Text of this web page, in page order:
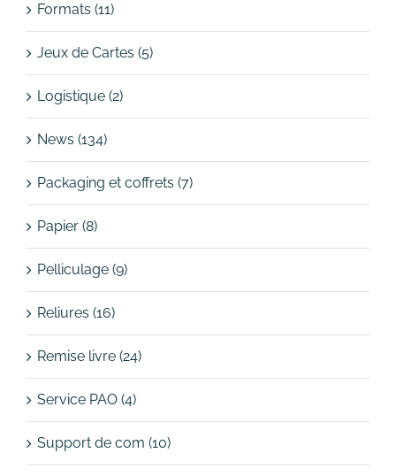
Formats (11)
Jeux de Cartes (5)
Logistique (2)
News (134)
Packaging et coffrets (7)
Papier (8)
Pelliculage (9)
Reliures (16)
Remise livre (24)
Service PAO (4)
Support de com (10)